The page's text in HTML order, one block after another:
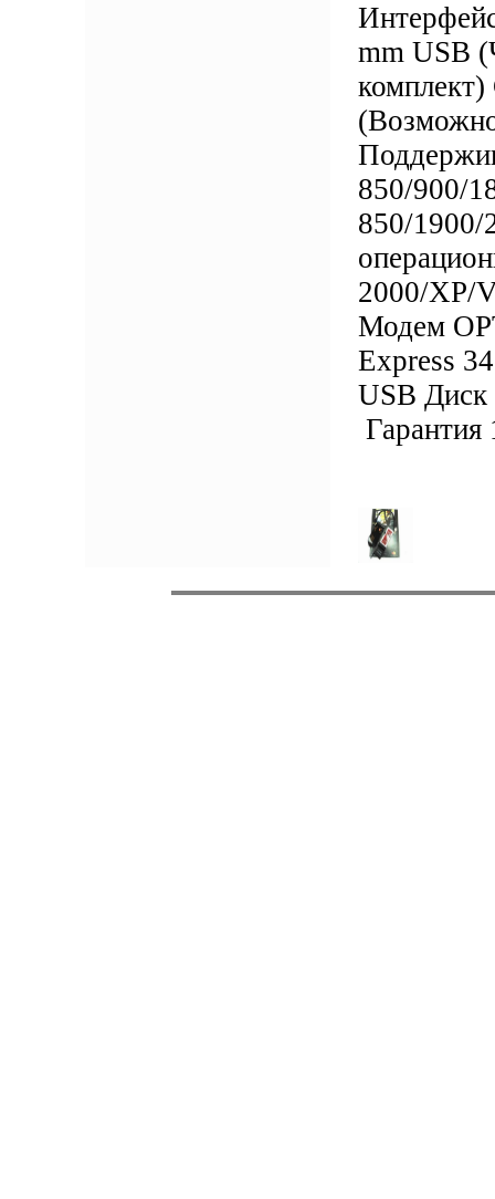
mm USB
850/900/
850/
2000/XP/
Модем
Express
USB
Гарантия